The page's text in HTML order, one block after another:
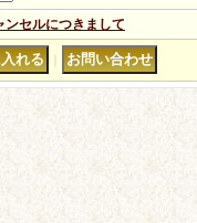
セルにつきまして